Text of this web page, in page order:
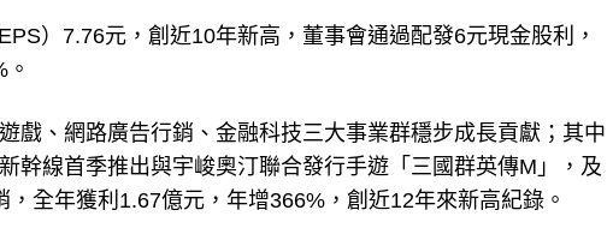
）7.76元，創近10年新高，董事會通過配發6元現金股利，
戲、網路廣告行銷、金融科技三大事業群穩步成長貢獻；其中
幹線首季推出與宇峻奧汀聯合發行手遊「三國群英傳M」，及
全年獲利1.67億元，年增366%，創近12年來新高紀錄。